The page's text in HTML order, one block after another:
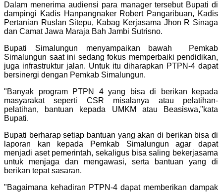
Dalam menerima audiensi para manager tersebut Bupati di
dampingi Kadis Hanpangnaker Robert Pangaribuan, Kadis
Pertanian Ruslan Sitepu, Kabag Kerjasama Jhon R Sinaga
dan Camat Jawa Maraja Bah Jambi Sutrisno.
Bupati Simalungun menyampaikan bawah Pemkab
Simalungun saat ini sedang fokus memperbaiki pendidikan,
juga infrastruktur jalan. Untuk itu diharapkan PTPN-4 dapat
bersinergi dengan Pemkab Simalungun.
"Banyak program PTPN 4 yang bisa di berikan kepada
masyarakat seperti CSR misalanya atau pelatihan-
pelatihan, bantuan kepada UMKM atau Beasiswa,"kata
Bupati.
Bupati berharap setiap bantuan yang akan di berikan bisa di
laporan kan kepada Pemkab Simalungun agar dapat
menjadi aset pemerintah, sekaligus bisa saling bekerjasama
untuk menjaga dan mengawasi, serta bantuan yang di
berikan tepat sasaran.
"Bagaimana kehadiran PTPN-4 dapat memberikan dampak